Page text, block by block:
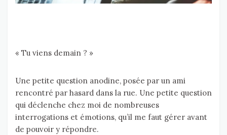
« Tu viens demain ? »
Une petite question anodine, posée par un ami
rencontré par hasard dans la rue. Une petite question
qui déclenche chez moi de nombreuses
interrogations et émotions, qu’il me faut gérer avant
de pouvoir y répondre.